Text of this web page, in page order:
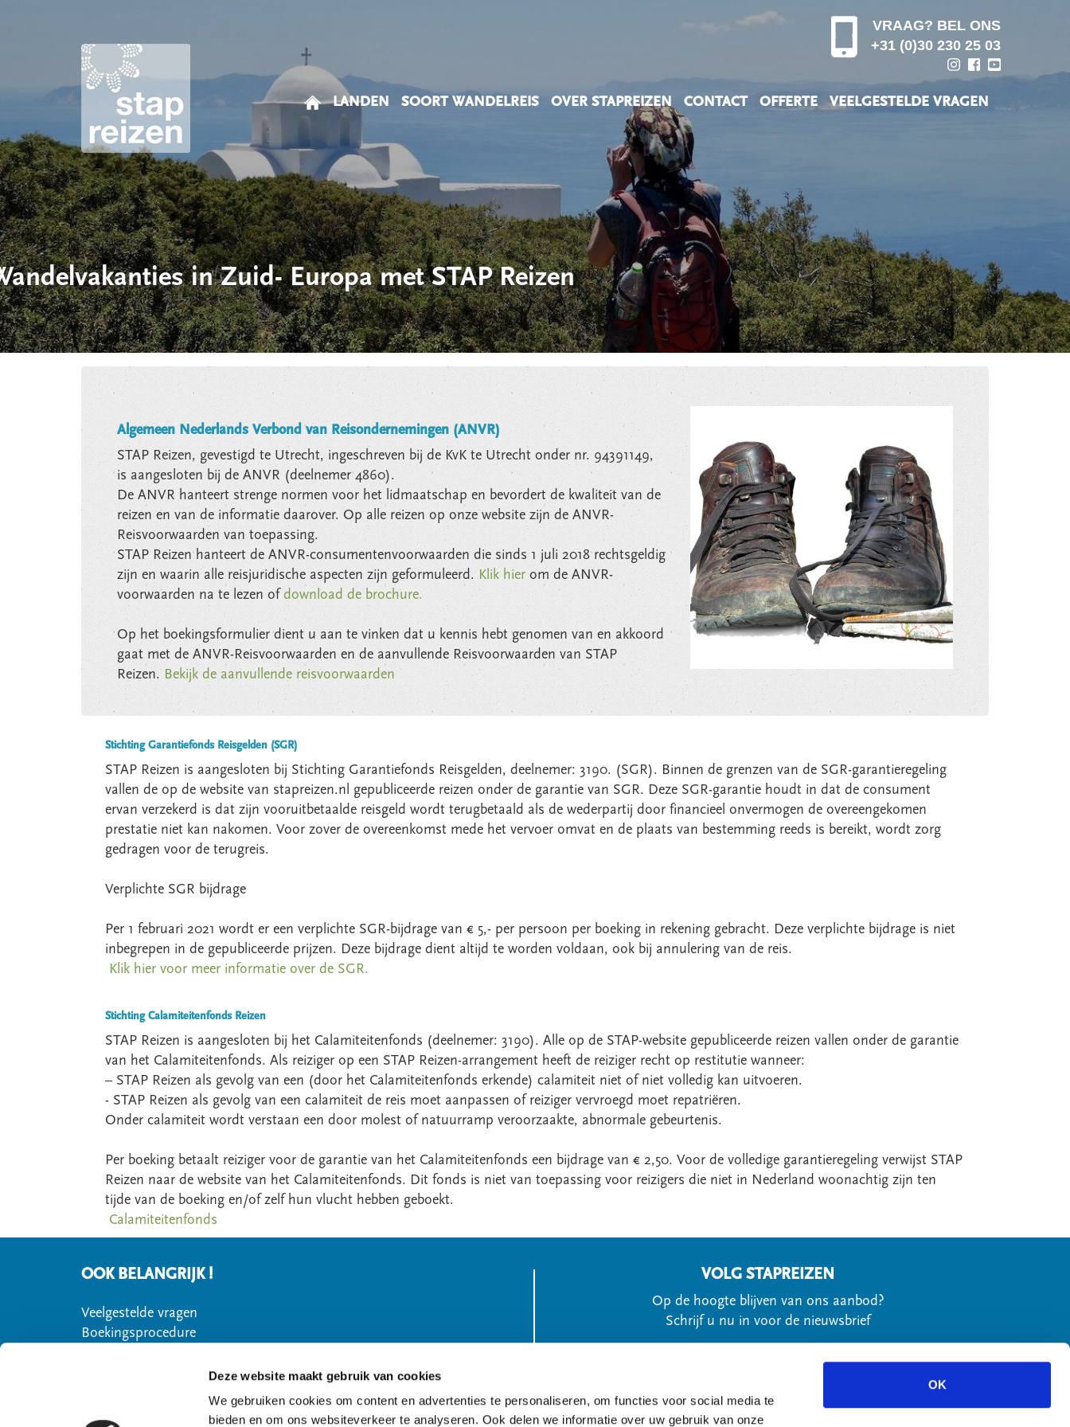
Deze website maakt gebruik van cookies
We gebruiken cookies om content en advertenties te personaliseren, om functies voor social media te
bieden en om ons websiteverkeer te analyseren. Ook delen we informatie over uw gebruik van onze
OK
VRAAG? BEL ONS
+31 (0)30 230 25 03
LANDEN SOORT WANDELREIS OVER STAPREIZEN CONTACT OFFERTE VEELGESTELDE VRAGEN
in Zuid- Europa met STAP Reizen
Algemeen Nederlands Verbond van Reisondernemingen (ANVR)
STAP Reizen, gevestigd te Utrecht, ingeschreven bij de KvK te Utrecht onder nr. 94391149,
is aangesloten bij de ANVR (deelnemer 4860).
De ANVR hanteert strenge normen voor het lidmaatschap en bevordert de kwaliteit van de
reizen en van de informatie daarover. Op alle reizen op onze website zijn de ANVR-
Reisvoorwaarden van toepassing.
STAP Reizen hanteert de ANVR-consumentenvoorwaarden die sinds 1 juli 2018 rechtsgeldig
zijn en waarin alle reisjuridische aspecten zijn geformuleerd. Klik hier om de ANVR-
voorwaarden na te lezen ofdownload de brochure.
Op het boekingsformulier dient u aan te vinken dat u kennis hebt genomen van en akkoord
gaat met de ANVR-Reisvoorwaarden en de aanvullende Reisvoorwaarden van STAP
Reizen. Bekijk de aanvullende reisvoorwaarden
Stichting Garantiefonds Reisgelden (SGR)
STAP Reizen is aangesloten bij Stichting Garantiefonds Reisgelden, deelnemer: 3190. (SGR). Binnen de grenzen van de SGR-garantieregeling
vallen de op de website van stapreizen.nl gepubliceerde reizen onder de garantie van SGR. Deze SGR-garantie houdt in dat de consument
ervan verzekerd is dat zijn vooruitbetaalde reisgeld wordt terugbetaald als de wederpartij door financieel onvermogen de overeengekomen
prestatie niet kan nakomen. Voor zover de overeenkomst mede het vervoer omvat en de plaats van bestemming reeds is bereikt, wordt zorg
gedragen voor de terugreis.
Verplichte SGR bijdrage
Per 1 februari 2021 wordt er een verplichte SGR-bijdrage van € 5,- per persoon per boeking in rekening gebracht. Deze verplichte bijdrage is niet
inbegrepen in de gepubliceerde prijzen. Deze bijdrage dient altijd te worden voldaan, ook bij annulering van de reis.
Klik hier voor meer informatie over de SGR.
Stichting Calamiteitenfonds Reizen
STAP Reizen is aangesloten bij het Calamiteitenfonds (deelnemer: 3190). Alle op de STAP-website gepubliceerde reizen vallen onder de garantie
van het Calamiteitenfonds. Als reiziger op een STAP Reizen-arrangement heeft de reiziger recht op restitutie wanneer:
– STAP Reizen als gevolg van een (door het Calamiteitenfonds erkende) calamiteit niet of niet volledig kan uitvoeren.
- STAP Reizen als gevolg van een calamiteit de reis moet aanpassen of reiziger vervroegd moet repatriëren.
Onder calamiteit wordt verstaan een door molest of natuurramp veroorzaakte, abnormale gebeurtenis.
Per boeking betaalt reiziger voor de garantie van het Calamiteitenfonds een bijdrage van € 2,50. Voor de volledige garantieregeling verwijst STAP
Reizen naar de website van het Calamiteitenfonds. Dit fonds is niet van toepassing voor reizigers die niet in Nederland woonachtig zijn ten
tijde van de boeking en/of zelf hun vlucht hebben geboekt.
Calamiteitenfonds
OOK BELANGRIJK !
Veelgestelde vragen
Boekingsprocedure
VOLG STAPREIZEN
Op de hoogte blijven van ons aanbod?
Schrijf u nu in voor de nieuwsbrief
Of volg ons via social media